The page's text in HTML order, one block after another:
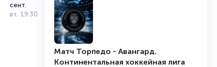
сент.
вт, 19:30
Матч Торпедо - Авангард.
Континентальная хоккейная лига